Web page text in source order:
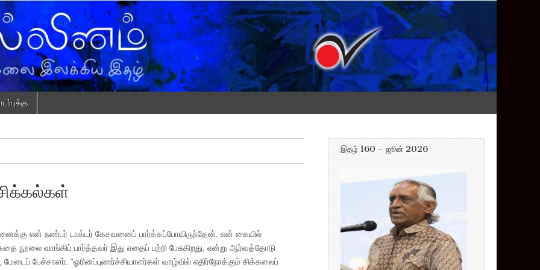
என் நண்பர் டாக்டர் கேசவனைப் பார்க்கப்போயிருந்தேன். என் கையில்
நூலை வாங்கிப் பார்த்தவர் இது எதைப் பற்றி பேசுகிறது, என்று ஆர்வத்தோடு
பேச்சாளர். “ஓரினப்புணர்ச்சியாளர்கள் வாழ்வில் எதிர்நோக்கும் சிக்கலைப்
இதழ் 160 – ஜூன் 2026